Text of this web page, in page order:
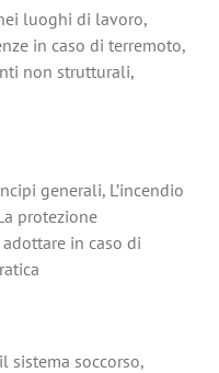
luoghi di lavoro,
in caso di terremoto,
non strutturali,
generali, L’incendio
protezione
in caso di
sistema soccorso,